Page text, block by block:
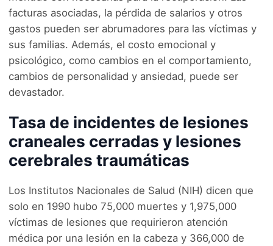
facturas asociadas, la pérdida de salarios y otros
gastos pueden ser abrumadores para las víctimas y
sus familias. Además, el costo emocional y
psicológico, como cambios en el comportamiento,
cambios de personalidad y ansiedad, puede ser
devastador.
Tasa de incidentes de lesiones
craneales cerradas y lesiones
cerebrales traumáticas
Los Institutos Nacionales de Salud (NIH) dicen que
solo en 1990 hubo 75,000 muertes y 1,975,000
víctimas de lesiones que requirieron atención
médica por una lesión en la cabeza y 366,000 de